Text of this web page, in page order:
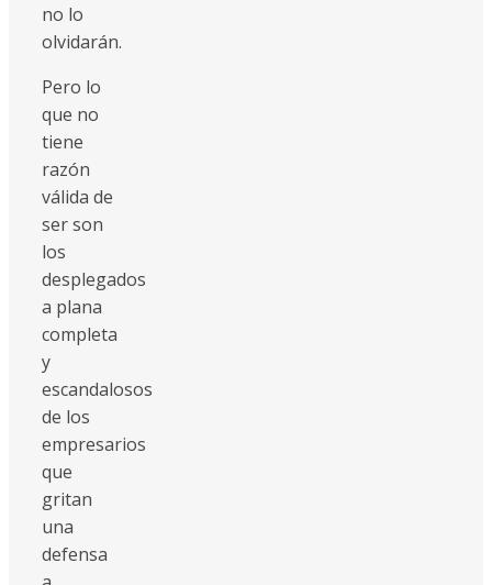
no lo
olvidarán.
Pero lo
que no
tiene
razón
válida de
ser son
los
desplegados
a plana
completa
y
escandalosos
de los
empresarios
que
gritan
una
defensa